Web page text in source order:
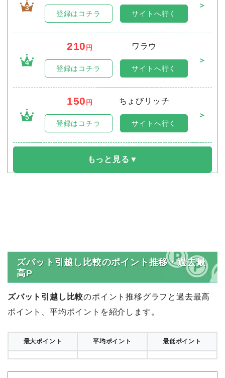
3
＞
登録はコチラ サイトへ行く
4
210 円
ワラウ
＞
登録はコチラ サイトへ行く
5
150 円
ちょびリッチ
＞
登録はコチラ サイトへ行く
ズバット引越し比較のポイント推移・過去最
高P
ズバット引越し比較のポイント推移グラフと過去最高
ポイント、平均ポイントを紹介します。
最大ポイント 平均ポイント 最低ポイント